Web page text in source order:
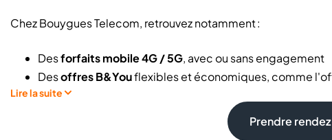
Chez Bouygues Telecom, retrouvez notamment :
Desforfaits mobile 4G / 5G, avec ou sans engagement
Desoffres B&Youflexibles et économiques, comme
haut débit, TV HD et appels illimités vers les fixes
Une large gamme de téléphones mobiles :
Apple,
écouteurs, coques, chargeurs
Lire la suite
Prendre